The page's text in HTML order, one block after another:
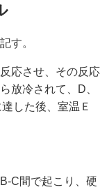
す。
応させ、その反応
放冷されて、D、
した後、室温Ｅ
C間で起こり、硬